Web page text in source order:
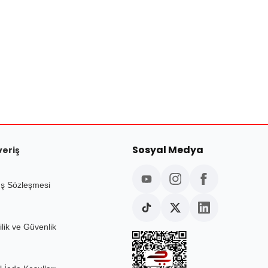
Sözleşmesi
ve Güvenlik
Sosyal Medya